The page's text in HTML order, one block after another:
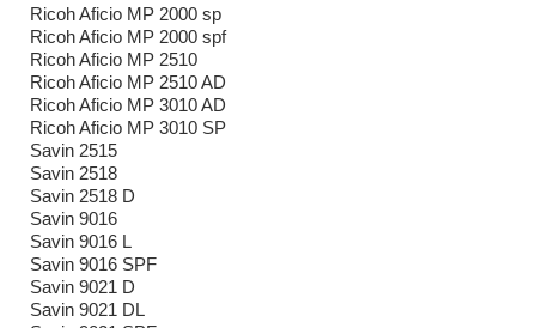
Ricoh Aficio MP 2000 sp
Ricoh Aficio MP 2000 spf
Ricoh Aficio MP 2510
Ricoh Aficio MP 2510 AD
Ricoh Aficio MP 3010 AD
Ricoh Aficio MP 3010 SP
Savin 2515
Savin 2518
Savin 2518 D
Savin 9016
Savin 9016 L
Savin 9016 SPF
Savin 9021 D
Savin 9021 DL